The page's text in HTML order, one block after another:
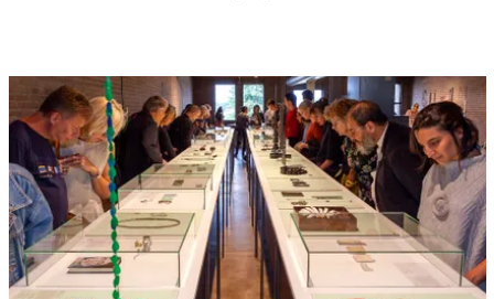
p
a
g